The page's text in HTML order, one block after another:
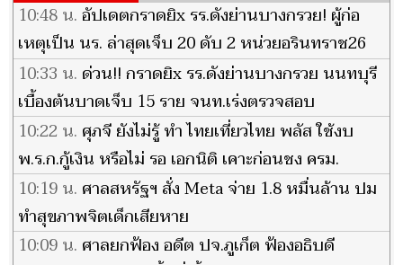
10:48 น.อัปเดตกราดยิx รร.ดังย่านบางกรวย! ผู้ก่อ
เหตุเป็น นร. ล่าสุดเจ็บ 20 ดับ 2 หน่วยอรินทราช26
ถึงพื้นที่แล้ว
10:33 น. ด่วน!! กราดยิx รร.ดังย่านบางกรวย นนทบุรี
เบื้องต้นบาดเจ็บ 15 ราย จนท.เร่งตรวจสอบ
10:22 น. ศุภจี ยังไม่รู้ ทำ ไทยเที่ยวไทย พลัส ใช้งบ
พ.ร.ก.กู้เงิน หรือไม่ รอ เอกนิติ เคาะก่อนชง ครม.
10:19 น. ศาลสหรัฐฯ สั่ง Meta จ่าย 1.8 หมื่นล้าน ปม
ทำสุขภาพจิตเด็กเสียหาย
10:09 น. ศาลยกฟ้อง อดีต ปจ.ภูเก็ต ฟ้องอธิบดี